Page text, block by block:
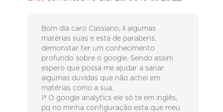
Bom dia caro Cassiano, li algumas
matérias suas e esta de parabens,
demonstar ter um conhecimento
profundo sobre o google. Sendo assim
espero que possa me ajudar a sanar
algumas duvidas que não achei em
matérias como a sua.
1º O google analytics ele só te em inglês,
pq no minha configuração esta que meu